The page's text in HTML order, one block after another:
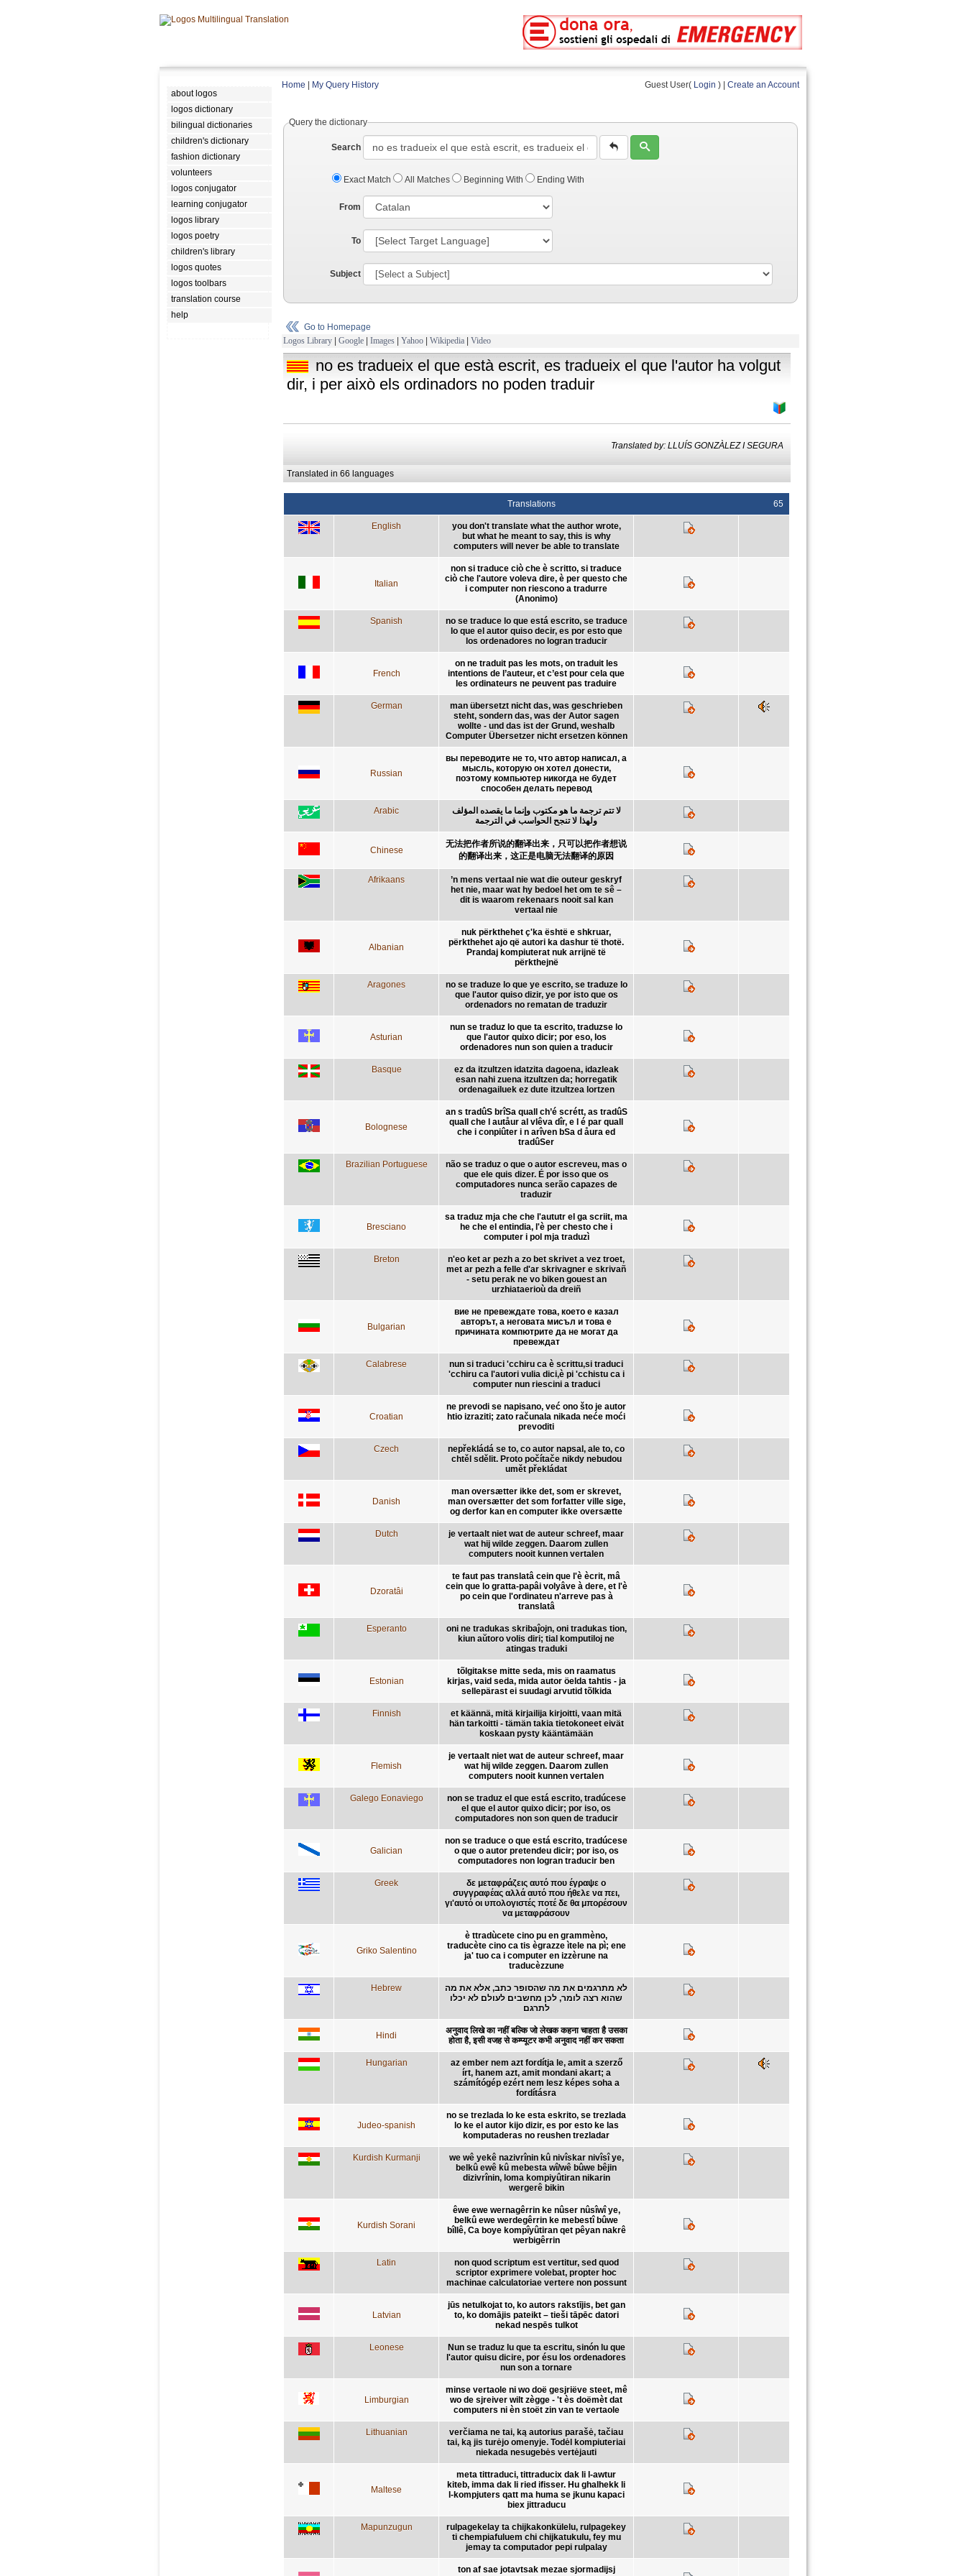
about logos
logos dictionary
bilingual dictionaries
children's dictionary
fashion dictionary
volunteers
logos conjugator
learning conjugator
logos library
logos poetry
children's library
logos quotes
logos toolbars
translation course
help
Home My Query History Guest User( Login ) | Create an Account
Query the dictionary
Search
Exact Match All Matches Beginning With Ending With
From
To
Subject
Go to Homepage
Logos Library | Google | Images | Yahoo | Wikipedia | Video
no es tradueix el que està escrit, es tradueix el que l'autor ha volgut
dir, i per això els ordinadors no poden traduir
Translated by: LLUÍS GONZÀLEZ I SEGURA
Translated in 66 languages
Translations 65
English
you don't translate what the author wrote,
but what he meant to say, this is why
computers will never be able to translate
Italian
non si traduce ciò che è scritto, si traduce
ciò che l'autore voleva dire, è per questo che
i computer non riescono a tradurre
(Anonimo)
Spanish
no se traduce lo que está escrito, se traduce
lo que el autor quiso decir, es por esto que
los ordenadores no logran traducir
French
on ne traduit pas les mots, on traduit les
intentions de l’auteur, et c’est pour cela que
les ordinateurs ne peuvent pas traduire
German
man übersetzt nicht das, was geschrieben
steht, sondern das, was der Autor sagen
wollte - und das ist der Grund, weshalb
Computer Übersetzer nicht ersetzen können
Russian
вы переводите не то, что автор написал, а
мысль, которую он хотел донести,
поэтому компьютер никогда не будет
способен делать перевод
Arabic
لا تتم ترجمة ما هو مكتوب وإنما ما يقصده المؤلف
ولهذا لا تنجح الحواسب في الترجمة
Chinese
无法把作者所说的翻译出来，只可以把作者想说
的翻译出来，这正是电脑无法翻译的原因
Afrikaans
’n mens vertaal nie wat die outeur geskryf
het nie, maar wat hy bedoel het om te sê –
dit is waarom rekenaars nooit sal kan
vertaal nie
Albanian
nuk përkthehet ç'ka është e shkruar,
përkthehet ajo që autori ka dashur të thotë.
Prandaj kompiuterat nuk arrijnë të
përkthejnë
Aragones
no se traduze lo que ye escrito, se traduze lo
que l'autor quiso dizir, ye por isto que os
ordenadors no rematan de traduzir
Asturian
nun se traduz lo que ta escrito, traduzse lo
que l'autor quixo dicir; por eso, los
ordenadores nun son quien a traducir
Basque
ez da itzultzen idatzita dagoena, idazleak
esan nahi zuena itzultzen da; horregatik
ordenagailuek ez dute itzultzea lortzen
Bolognese
an s tradûS brîSa quall ch’é scrétt, as tradûS
quall che l autåur al vlêva dîr, e l é par quall
che i conpiûter i n arîven bSa d åura ed
tradûSer
Brazilian Portuguese
não se traduz o que o autor escreveu, mas o
que ele quis dizer. É por isso que os
computadores nunca serão capazes de
traduzir
Bresciano
sa traduz mja che che l'aututr el ga scriit, ma
he che el entindia, l'è per chesto che i
computer i pol mja traduzì
Breton
n'eo ket ar pezh a zo bet skrivet a vez troet,
met ar pezh a felle d'ar skrivagner e skrivañ
- setu perak ne vo biken gouest an
urzhiataerioù da dreiñ
Bulgarian
вие не превеждате това, което е казал
авторът, а неговата мисъл и това е
причината компютрите да не могат да
превеждат
Calabrese
nun si traduci 'cchiru ca è scrittu,si traduci
'cchiru ca l'autori vulia dici,è pi 'cchistu ca i
computer nun riescini a traduci
Croatian
ne prevodi se napisano, već ono što je autor
htio izraziti; zato računala nikada neće moći
prevoditi
Czech
nepřekládá se to, co autor napsal, ale to, co
chtěl sdělit. Proto počítače nikdy nebudou
umět překládat
Danish
man oversætter ikke det, som er skrevet,
man oversætter det som forfatter ville sige,
og derfor kan en computer ikke oversætte
Dutch
je vertaalt niet wat de auteur schreef, maar
wat hij wilde zeggen. Daarom zullen
computers nooit kunnen vertalen
Dzoratâi
te faut pas translatâ cein que l'è ècrit, mâ
cein que lo gratta-papâi volyâve à dere, et l'è
po cein que l'ordinateu n'arreve pas à
translatâ
Esperanto
oni ne tradukas skribaĵojn, oni tradukas tion,
kiun aŭtoro volis diri; tial komputiloj ne
atingas traduki
Estonian
tõlgitakse mitte seda, mis on raamatus
kirjas, vaid seda, mida autor öelda tahtis - ja
sellepärast ei suudagi arvutid tõlkida
Finnish
et käännä, mitä kirjailija kirjoitti, vaan mitä
hän tarkoitti - tämän takia tietokoneet eivät
koskaan pysty kääntämään
Flemish
je vertaalt niet wat de auteur schreef, maar
wat hij wilde zeggen. Daarom zullen
computers nooit kunnen vertalen
Galego Eonaviego
non se traduz el que está escrito, tradúcese
el que el autor quixo dicir; por iso, os
computadores non son quen de traducir
Galician
non se traduce o que está escrito, tradúcese
o que o autor pretendeu dicir; por iso, os
computadores non logran traducir ben
Greek
δε μεταφράζεις αυτό που έγραψε ο
συγγραφέας αλλά αυτό που ήθελε να πει,
γι'αυτό οι υπολογιστές ποτέ δε θα μπορέσουν
να μεταφράσουν
Griko Salentino
è ttradùcete cino pu en grammèno,
traducète cino ca tis ègrazze ìtele na pì; ene
ja' tuo ca i computer en izzèrune na
traducèzzune
Hebrew
לא מתרגמים את מה שהסופר כתב, אלא את מה
שהוא רצה לומר, לכן מחשבים לעולם לא יכלו
לתרגם
Hindi
अनुवाद लिखे का नहीं बल्कि जो लेखक कहना चाहता है उसका
होता है, इसी वजह से कम्प्यूटर कभी अनुवाद नहीं कर सकता
Hungarian
az ember nem azt fordítja le, amit a szerző
írt, hanem azt, amit mondani akart; a
számítógép ezért nem lesz képes soha a
fordításra
Judeo-spanish
no se trezlada lo ke esta eskrito, se trezlada
lo ke el autor kijo dizir, es por esto ke las
komputaderas no reushen trezladar
Kurdish Kurmanji
we wê yekê nazivrînin kû nivîskar nivîsî ye,
belkû ewê kû mebesta wî/wê bûwe bêjin
dizivrînin, loma kompiyûtiran nikarin
wergerê bikin
Kurdish Sorani
êwe ewe wernagêrrin ke nûser nûsîwî ye,
belkû ewe werdegêrrin ke mebestî bûwe
bîllê, Ca boye kompîyûtiran qet pêyan nakrê
werbigêrrin
Latin
non quod scriptum est vertitur, sed quod
scriptor exprimere volebat, propter hoc
machinae calculatoriae vertere non possunt
Latvian
jūs netulkojat to, ko autors rakstījis, bet gan
to, ko domājis pateikt – tieši tāpēc datori
nekad nespēs tulkot
Leonese
Nun se traduz lu que ta escritu, sinón lu que
l'autor quisu dicire, por ésu los ordenadores
nun son a tornare
Limburgian
minse vertaole ni wo doë gesjriëve steet, mê
wo de sjreiver wilt zègge - 't ès doëmèt dat
computers ni èn stoët zin van te vertaole
Lithuanian
verčiama ne tai, ką autorius parašė, tačiau
tai, ką jis turėjo omenyje. Todėl kompiuteriai
niekada nesugebės vertėjauti
Maltese
meta tittraduci, tittraducix dak li l-awtur
kiteb, imma dak li ried ifisser. Hu ghalhekk li
l-kompjuters qatt ma huma se jkunu kapaci
biex jittraducu
Mapunzugun
rulpagekelay ta chijkakonkülelu, rulpagekey
ti chempiafuluem chi chijkatukulu, fey mu
jemay ta computador pepi rulpalay
ton af sae jotavtsak mezae sjormadijsj